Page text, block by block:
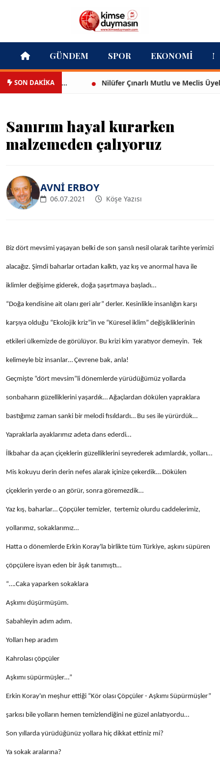
GÜNDEM SPOR EKONOMI
SON DAKİKA
jüri... Nilüfer Çınarlı Mutlu ve Meclis Üyeleri
Sanırım hayal kurarken
malzemeden çalıyoruz
AVNİ ERBOY
06.07.2021 Köşe Yazısı
Biz dört mevsimi yaşayan belki de son şanslı nesil olarak tarihte yerimizi
alacağız. Şimdi baharlar ortadan kalktı, yaz kış ve anormal hava ile
iklimler değişime giderek, doğa şaşırtmaya başladı…
“Doğa kendisine ait olanı geri alır” derler. Kesinlikle insanlığın karşı
karşıya olduğu “Ekolojik kriz”in ve “Küresel iklim” değişikliklerinin
etkileri ülkemizde de görülüyor. Bu krizi kim yaratıyor demeyin. Tek
kelimeyle biz insanlar… Çevrene bak, anla!
Geçmişte “dört mevsim”li dönemlerde yürüdüğümüz yollarda
sonbaharın güzelliklerini yaşardık… Ağaçlardan dökülen yapraklara
bastığımız zaman sanki bir melodi fısıldardı… Bu ses ile yürürdük…
Yapraklarla ayaklarımız adeta dans ederdi…
İlkbahar da açan çiçeklerin güzelliklerini seyrederek adımlardık, yolları…
Mis kokuyu derin derin nefes alarak içinize çekerdik… Dökülen
çiçeklerin yerde o an görür, sonra göremezdik…
Yaz kış, baharlar… Çöpçüler temizler, tertemiz olurdu caddelerimiz,
yollarımız, sokaklarımız…
Hatta o dönemlerde Erkin Koray'la birlikte tüm Türkiye, aşkını süpüren
çöpçülere isyan eden bir âşık tanımıştı…
“….Caka yaparken sokaklara
Aşkımı düşürmüşüm.
Sabahleyin adım adım.
Yolları hep aradım
Kahrolası çöpçüler
Aşkımı süpürmüşler…”
Erkin Koray'ın meşhur ettiği “Kör olası Çöpçüler - Aşkımı Süpürmüşler”
şarkısı bile yolların hemen temizlendiğini ne güzel anlatıyordu…
Son yıllarda yürüdüğünüz yollara hiç dikkat ettiniz mi?
Ya sokak aralarına?